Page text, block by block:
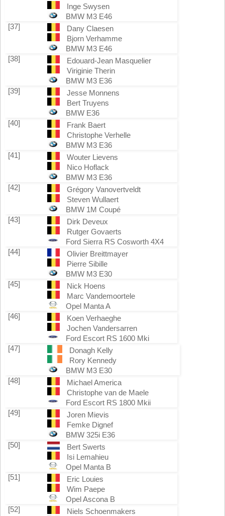
Inge Swysen
BMW M3 E46
[37]
Dany Claesen
Bjorn Verhamme
BMW M3 E46
[38]
Edouard-Jean Masquelier
Viriginie Therin
BMW M3 E36
[39]
Jesse Monnens
Bert Truyens
BMW E36
[40]
Frank Baert
Christophe Verhelle
BMW M3 E36
[41]
Wouter Lievens
Nico Hoflack
BMW M3 E36
[42]
Grégory Vanovertveldt
Steven Wullaert
BMW 1M Coupé
[43]
Dirk Deveux
Rutger Govaerts
Ford Sierra RS Cosworth 4X4
[44]
Olivier Breittmayer
Pierre Sibille
BMW M3 E30
[45]
Nick Hoens
Marc Vandemoortele
Opel Manta A
[46]
Koen Verhaeghe
Jochen Vandersarren
Ford Escort RS 1600 Mki
[47]
Donagh Kelly
Rory Kennedy
BMW M3 E30
[48]
Michael America
Christophe van de Maele
Ford Escort RS 1800 Mkii
[49]
Joren Mievis
Femke Dignef
BMW 325i E36
[50]
Bert Swerts
Isi Lemahieu
Opel Manta B
[51]
Eric Louies
Wim Paepe
Opel Ascona B
[52]
Niels Schoenmakers